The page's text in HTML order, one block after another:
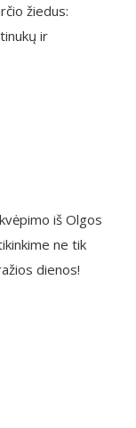
žiedus:
ir
iš Olgos
ne tik
dienos!